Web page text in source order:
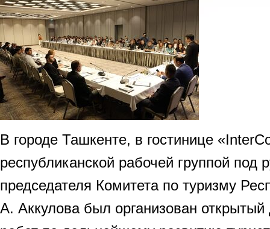
В городе Ташкенте, в гостинице
республиканской рабочей группой под
председателя Комитета по туризму
А. Аккулова был организован